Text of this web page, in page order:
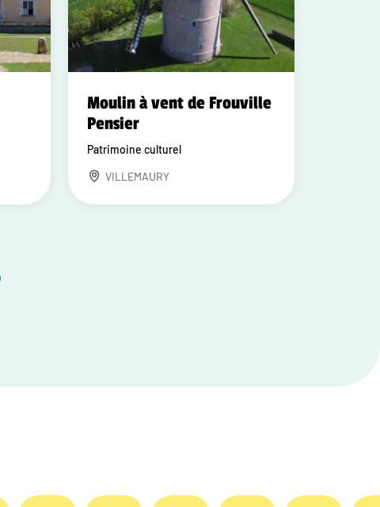
Moulin à vent de Frouville
Pensier
Patrimoine culturel
VILLEMAURY